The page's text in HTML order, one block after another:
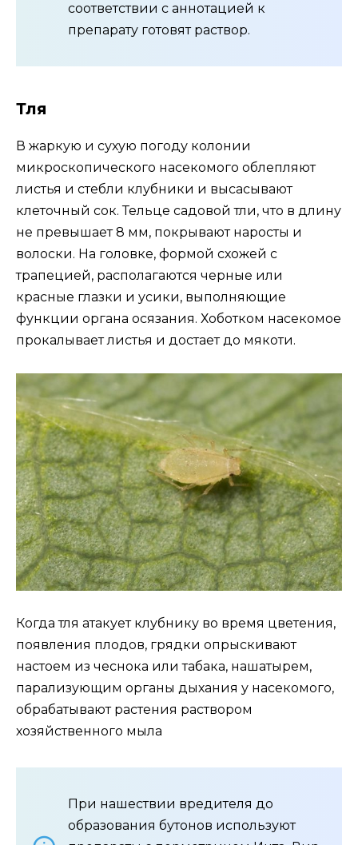
соответствии с аннотацией к
препарату готовят раствор.
Тля
В жаркую и сухую погоду колонии
микроскопического насекомого облепляют
листья и стебли клубники и высасывают
клеточный сок. Тельце садовой тли, что в длину
не превышает 8 мм, покрывают наросты и
волоски. На головке, формой схожей с
трапецией, располагаются черные или
красные глазки и усики, выполняющие
функции органа осязания. Хоботком насекомое
прокалывает листья и достает до мякоти.
Когда тля атакует клубнику во время цветения,
появления плодов, грядки опрыскивают
настоем из чеснока или табака, нашатырем,
парализующим органы дыхания у насекомого,
обрабатывают растения раствором
хозяйственного мыла
При нашествии вредителя до
образования бутонов используют